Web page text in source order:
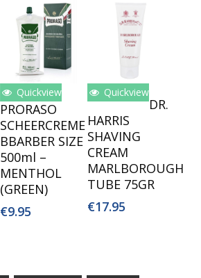
Lees Verder
Quickview
PRORASO
SCHEERCREME
BBARBER SIZE
500ml –
MENTHOL
(GREEN)
€9.95
Toevoegen
Aan
Winkelwagen
Quickview
DR.
HARRIS
SHAVING
CREAM
MARLBOROUGH
TUBE 75GR
€17.95